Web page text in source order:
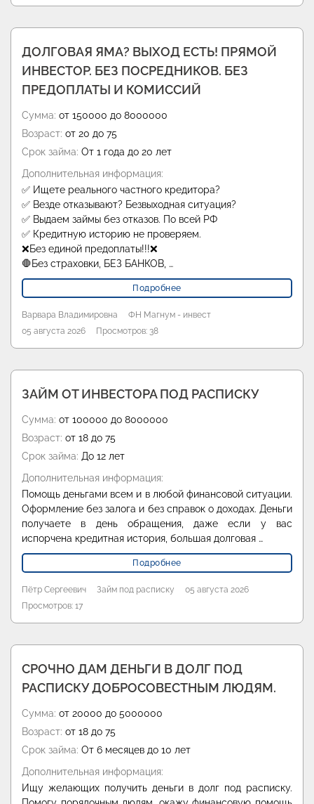
ДОЛГОВАЯ ЯМА? ВЫХОД ЕСТЬ! ПРЯМОЙ
ИНВЕСТОР. БЕЗ ПОСРЕДНИКОВ. БЕЗ
ПРЕДОПЛАТЫ И КОМИССИЙ
Сумма: от 150000 до 8000000
Возраст: от 20 до 75
Срок займа: От 1 года до 20 лет
Дополнительная информация:
✅ Ищете реального частного кредитора?
✅ Везде отказывают? Безвыходная ситуация?
✅ Выдаем займы без отказов. По всей РФ
✅ Кредитную историю не проверяем.
❌Без единой предоплаты!!!❌
🛑Без страховки, БЕЗ БАНКОВ, …
Подробнее
Варвара Владимировна
ФН Магнум - инвест
05 августа 2026
Просмотров: 38
ЗАЙМ ОТ ИНВЕСТОРА ПОД РАСПИСКУ
Сумма: от 100000 до 8000000
Возраст: от 18 до 75
Срок займа: До 12 лет
Дополнительная информация:
Помощь деньгами всем и в любой финансовой ситуации.
Оформление без залога и без справок о доходах. Деньги
получаете в день обращения, даже если у вас
испорчена кредитная история, большая долговая …
Подробнее
Пётр Сергеевич Займ под расписку
05 августа 2026
Просмотров: 17
СРОЧНО ДАМ ДЕНЬГИ В ДОЛГ ПОД
РАСПИСКУ ДОБРОСОВЕСТНЫМ ЛЮДЯМ.
Сумма: от 20000 до 5000000
Возраст: от 18 до 75
Срок займа: От 6 месяцев до 10 лет
Дополнительная информация:
Ищу желающих получить деньги в долг под расписку.